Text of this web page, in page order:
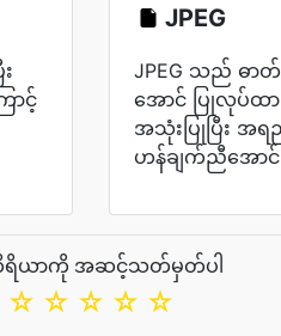
ာင့်
JPEG
JPEG သည် ဓာ
အောင် ပြုလုပ်ထာ
အသုံးပြုပြီး အ
ဟန်ချက်ညီအော
ယာကို အဆင့်သတ်မှတ်ပါ
☆
☆
☆
☆
☆